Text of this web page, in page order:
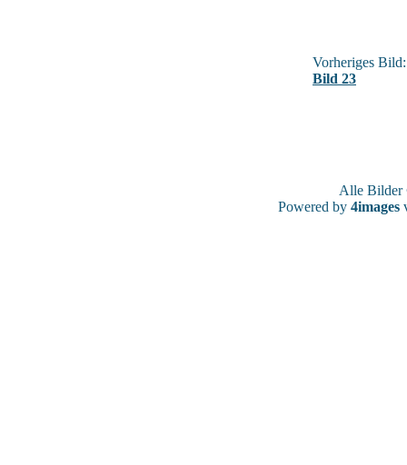
Vorheriges Bild:
Bild 23
Alle
Powered by 4images